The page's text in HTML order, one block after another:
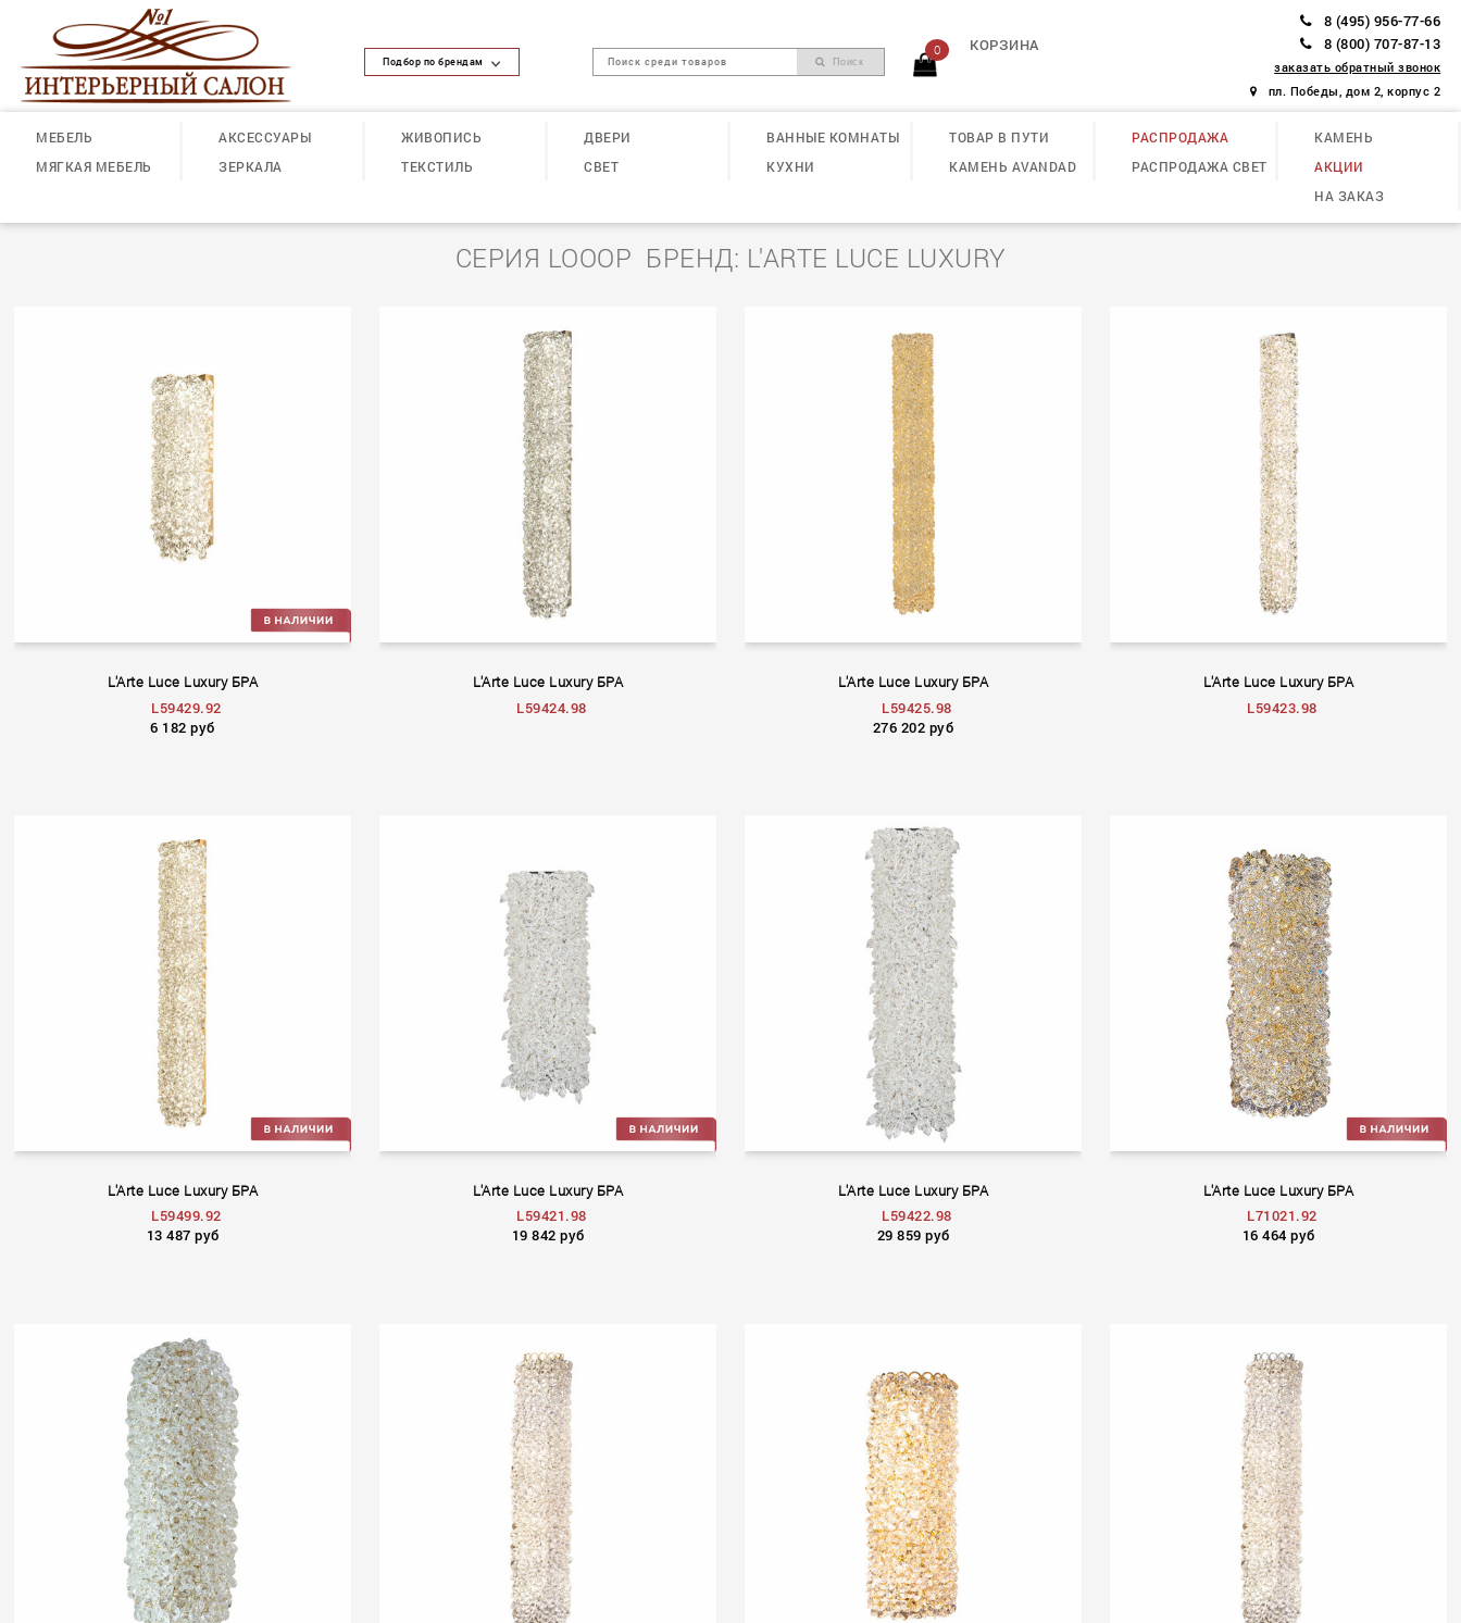
Подбор по брендам Поиск
0 КОРЗИНА
8 (495) 956-77-66
8 (800) 707-87-13
заказать обратный звонок
пл. Победы, дом 2, корпус 2
МЕБЕЛЬ
МЯГКАЯ МЕБЕЛЬ
АКСЕССУАРЫ
ЗЕРКАЛА
ЖИВОПИСЬ
ТЕКСТИЛЬ
ДВЕРИ
СВЕТ
ВАННЫЕ КОМНАТЫ
КУХНИ
ТОВАР В ПУТИ
КАМЕНЬ AVANDAD
РАСПРОДАЖА
РАСПРОДАЖА СВЕТ
КАМЕНЬ
АКЦИИ
НА ЗАКАЗ
СЕРИЯ LOOOP БРЕНД: L'ARTE LUCE LUXURY
L'Arte Luce Luxury БРА
L59429.92
6 182 руб
L'Arte Luce Luxury БРА
L59424.98
L'Arte Luce Luxury БРА
L59425.98
276 202 руб
L'Arte Luce Luxury БРА
L59423.98
L'Arte Luce Luxury БРА
L59499.92
13 487 руб
L'Arte Luce Luxury БРА
L59421.98
19 842 руб
L'Arte Luce Luxury БРА
L59422.98
29 859 руб
L'Arte Luce Luxury БРА
L71021.92
16 464 руб